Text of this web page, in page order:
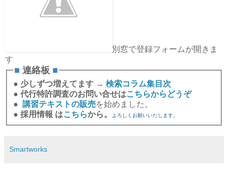
別窓で登録フォームが開きま
す
■ 連絡板 ■
● 少しずつ増えてます → 検索コラム集目次
● 代行特許調査のお問い合せはこちらからどうぞ
● 講習テキストの販売を始めました。
● 採用情報 はこちらから。 よろしくお願いいたします。
Smartworks